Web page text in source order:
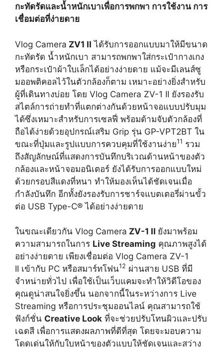
กะทัดรัดและน้ำหนักเบาเพื่อการพกพา การใช้งาน การ
เชื่อมต่อที่ง่ายดาย
Vlog Camera ZV1 II ได้รับการออกแบบมาให้มีขนาด
กะทัดรัด น้ำหนักเบา สามารถพกพาใส่กระเป๋ากางเกง
หรือกระเป๋าผ้าใบเล็กได้อย่างง่ายดาย แม้จะมีเลนส์ซู
มออพติคอลไว้ในตัวกล้องก็ตาม เหมาะอย่างยิ่งสำหรับ
ผู้ที่เดินทางบ่อย โดย Vlog Camera ZV-1 II ยังรองรับ
สไตล์การถ่ายทำที่แตกต่างกันด้วยหน้าจอแบบปรับมุม
ได้ซึ่งเหมาะสำหรับการเซลฟี่ พร้อมด้ามจับตัวกล้องที่
ถือได้ง่ายด้วยอุปกรณ์เสริม Grip รุ่น GP-VPT2BT ใน
ขณะที่ปุ่มและรูปแบบการควบคุมที่ใช้งานง่าย11 รวม
ถึงสัญลักษณ์ที่แสดงการบันทึกบริเวณด้านหน้าของตัว
กล้องและหน้าจอมอนิเตอร์ ยังได้รับการออกแบบใหม่
ด้วยกรอบสีแดงที่หนา ทำให้มองเห็นได้ชัดเจนเมื่อ
กำลังบันทึก อีกทั้งยังรองรับการชาร์จแบตเตอรี่ผ่านขั้ว
ต่อ USB Type-C® ได้อย่างง่ายดาย
ในขณะเดียวกัน Vlog Camera ZV-1 II ยังมาพร้อม
ความสามารถในการ Live Streaming คุณภาพสูงได้
อย่างง่ายดาย เพียงเชื่อมต่อ Vlog Camera ZV-1
II เข้ากับ PC หรือสมาร์ทโฟน12 ผ่านสาย USB ที่มี
จำหน่ายทั่วไป เพื่อใช้เป็นเว็บแคมจะทำให้วิดีโอของ
คุณดูน่าสนใจยิ่งขึ้น นอกจากนี้ในระหว่างการ Live
Streaming หรือการประชุมออนไลน์ คุณสามารถใช้
ฟังก์ชั่น Creative Look ที่จะช่วยปรับโทนผิวและปรับ
เฉดสี เพื่อการแสดงผลภาพที่ดีที่สุด โดยจะมอบความ
โดดเด่นให้กับใบหน้าของตัวแบบให้ชัดเจนและสว่าง